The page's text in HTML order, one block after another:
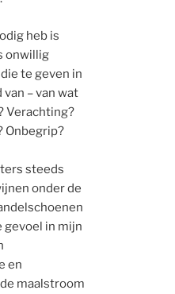
heb is
onwillig
te geven in
– van wat
Verachting?
Onbegrip?
steeds
onder de
gevoel in mijn
en
maalstroom